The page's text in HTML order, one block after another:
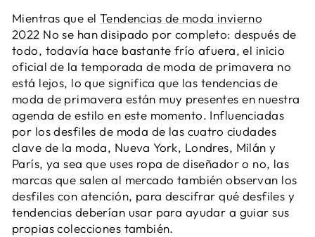
Mientras que el Tendencias de moda invierno
2022 No se han disipado por completo: después de
todo, todavía hace bastante frío afuera, el inicio
oficial de la temporada de moda de primavera no
está lejos, lo que significa que las tendencias de
moda de primavera están muy presentes en nuestra
agenda de estilo en este momento. Influenciadas
por los desfiles de moda de las cuatro ciudades
clave de la moda, Nueva York, Londres, Milán y
París, ya sea que uses ropa de diseñador o no, las
marcas que salen al mercado también observan los
desfiles con atención, para descifrar qué desfiles y
tendencias deberían usar para ayudar a guiar sus
propias colecciones también.